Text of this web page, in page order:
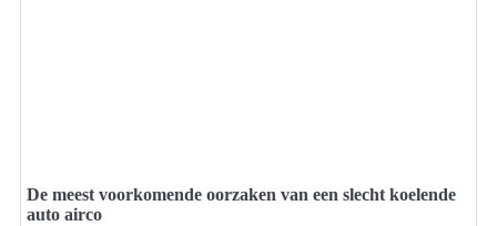
De meest voorkomende oorzaken van een slecht koelende
auto airco